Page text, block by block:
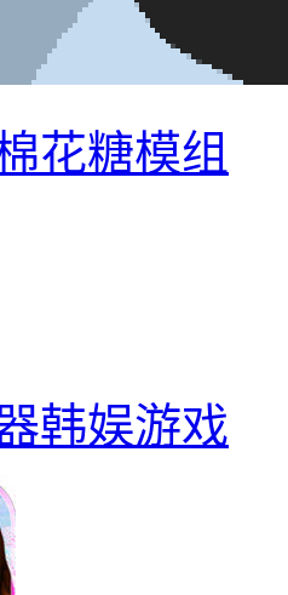
花糖模组
韩娱游戏